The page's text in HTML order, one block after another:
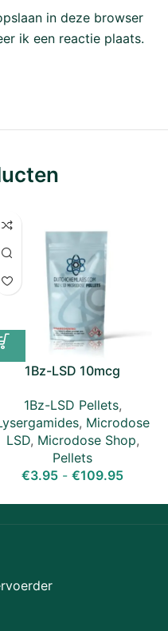
in deze browser
ik een reactie plaats.
1Bz-LSD 10mcg
1Bz-LSD Pellets,
, Microdose
LSD, Microdose Shop,
Pellets
€3.95 - €109.95